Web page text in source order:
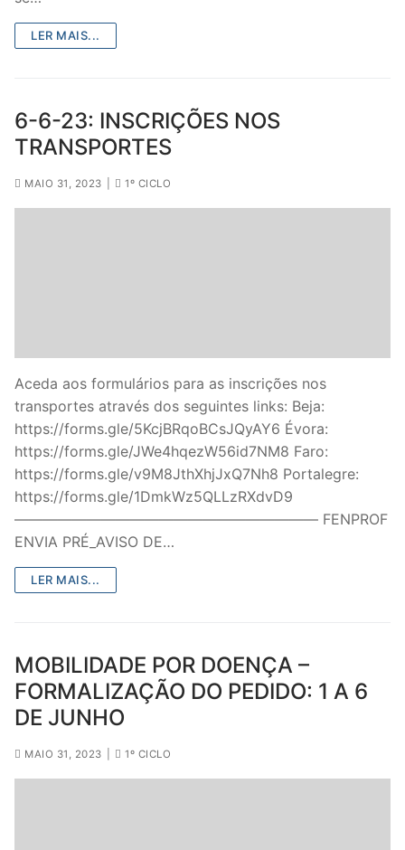
LER MAIS...
6-6-23: INSCRIÇÕES NOS
TRANSPORTES
MAIO 31, 2023 1º CICLO
Aceda aos formulários para as inscrições nos
transportes através dos seguintes links: Beja:
https://forms.gle/5KcjBRqoBCsJQyAY6 Évora:
https://forms.gle/JWe4hqezW56id7NM8 Faro:
https://forms.gle/v9M8JthXhjJxQ7Nh8 Portalegre:
https://forms.gle/1DmkWz5QLLzRXdvD9
————————————————————— FENPROF
ENVIA PRÉ_AVISO DE…
LER MAIS...
MOBILIDADE POR DOENÇA –
FORMALIZAÇÃO DO PEDIDO: 1 A 6
DE JUNHO
MAIO 31, 2023 1º CICLO